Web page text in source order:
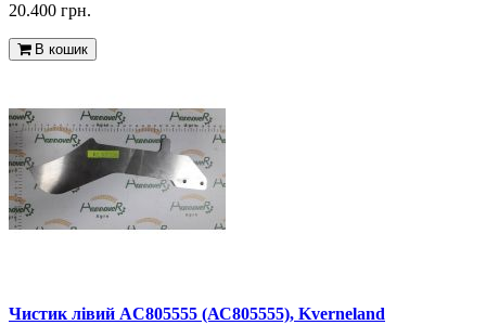
20.400 грн.
В кошик
Чистик лівий AC805555 (АС805555), Kverneland